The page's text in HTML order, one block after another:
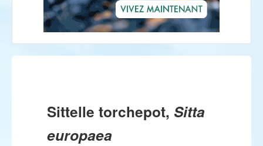
Sittelle torchepot, Sitta
europaea